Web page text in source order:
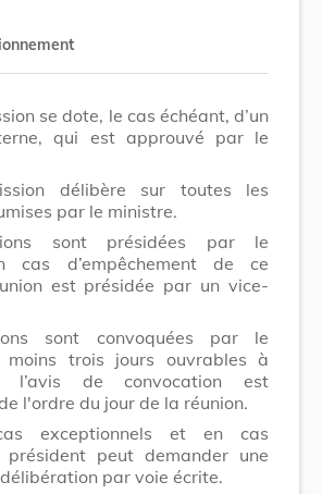
se dote, le cas échéant, d’un
qui est approuvé par le
délibère sur toutes les
par le ministre.
sont présidées par le
cas d’empêchement de ce
est présidée par un vice-
sont convoquées par le
moins trois jours ouvrables à
l’avis de convocation est
l'ordre du jour de la réunion.
exceptionnels et en cas
président peut demander une
par voie écrite.